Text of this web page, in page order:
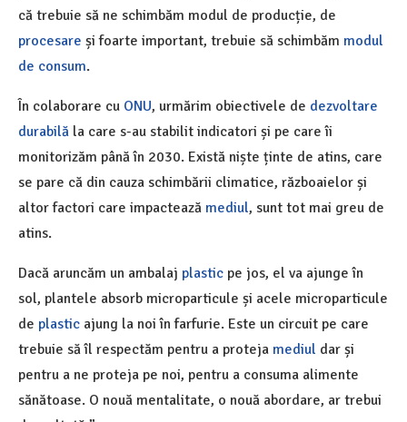
că trebuie să ne schimbăm modul de producție, de
procesare și foarte important, trebuie să schimbăm modul
de consum.
În colaborare cu ONU, urmărim obiectivele de dezvoltare
durabilă la care s-au stabilit indicatori și pe care îi
monitorizăm până în 2030. Există niște ținte de atins, care
se pare că din cauza schimbării climatice, războaielor și
altor factori care impactează mediul, sunt tot mai greu de
atins.
Dacă aruncăm un ambalaj plastic pe jos, el va ajunge în
sol, plantele absorb microparticule și acele microparticule
de plastic ajung la noi în farfurie. Este un circuit pe care
trebuie să îl respectăm pentru a proteja mediul dar și
pentru a ne proteja pe noi, pentru a consuma alimente
sănătoase. O nouă mentalitate, o nouă abordare, ar trebui